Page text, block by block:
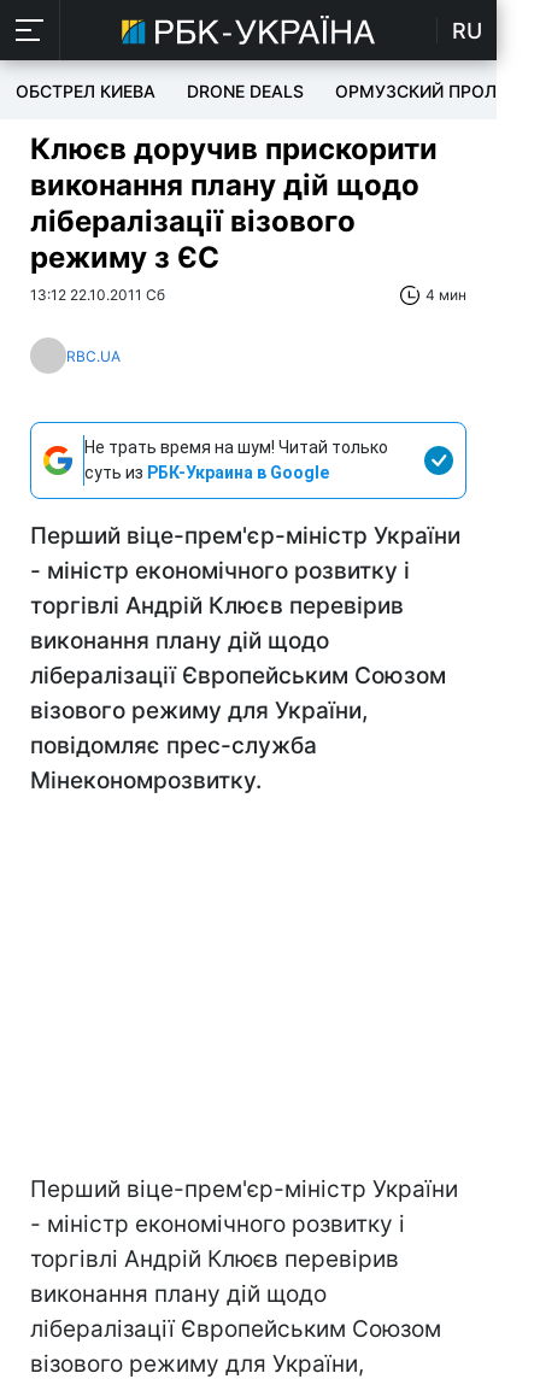
RU
ОБСТРЕЛ КИЕВА DRONE DEALS ОРМУЗСКИЙ ПРОЛИВ
Клюєв доручив прискорити
виконання плану дій щодо
лібералізації візового
режиму з ЄС
13:12 22.10.2011 Сб 4 мин
RBC.UA
Не трать время на шум! Читай только
суть из РБК-Украина в Google
Перший віце-прем'єр-міністр України
- міністр економічного розвитку і
торгівлі Андрій Клюєв перевірив
виконання плану дій щодо
лібералізації Європейським Союзом
візового режиму для України,
повідомляє прес-служба
Мінекономрозвитку.
Перший віце-прем'єр-міністр України
- міністр економічного розвитку і
торгівлі Андрій Клюєв перевірив
виконання плану дій щодо
лібералізації Європейським Союзом
візового режиму для України,